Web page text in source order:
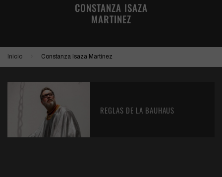
CONSTANZA ISAZA
MARTINEZ
Inicio Constanza Isaza Martinez
REGLAS DE LA BAUHAUS